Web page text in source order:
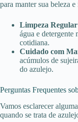
para manter sua beleza
Limpeza
água e detergente
cotidiana.
Cuidado com
acúmulos de
do azulejo.
Perguntas Frequentes
Vamos esclarecer
quando se trata de